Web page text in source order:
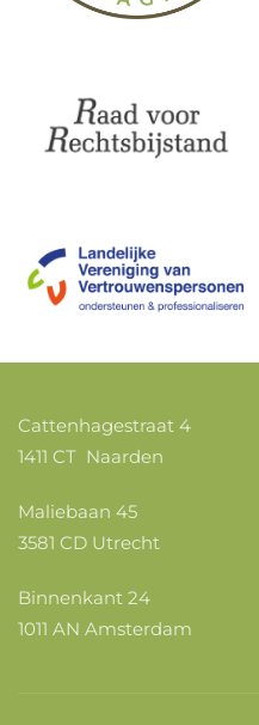
Cattenhagestraat 4
1411 CT Naarden
Maliebaan 45
3581 CD Utrecht
Binnenkant 24
1011 AN Amsterdam